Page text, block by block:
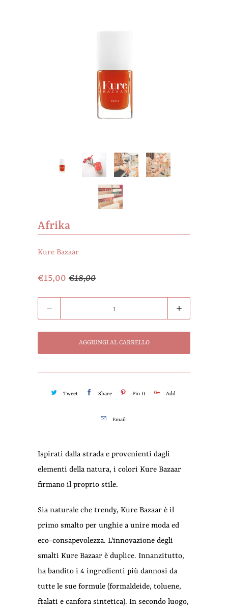
Afrika
Kure Bazaar
€15,00 €18,00
AGGIUNGI AL CARRELLO
Tweet Share Pin It Add
Email
Ispirati dalla strada e provenienti dagli
elementi della natura, i colori Kure Bazaar
firmano il proprio stile.
Sia naturale che trendy, Kure Bazaar è il
primo smalto per unghie a unire moda ed
eco-consapevolezza. L'innovazione degli
smalti Kure Bazaar è duplice. Innanzitutto,
ha bandito i 4 ingredienti più dannosi da
tutte le sue formule (formaldeide, toluene,
ftalati e canfora sintetica). In secondo luogo,